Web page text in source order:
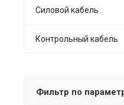
Силовой кабель
Контрольный кабель
Фильтр по